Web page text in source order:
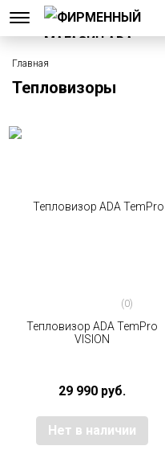
Главная
Тепловизоры
(0)
Тепловизор ADA TemPro
VISION
29 990 руб.
Нет в наличии